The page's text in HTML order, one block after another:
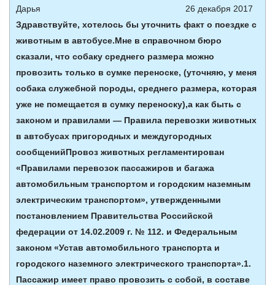
Дарья
26 декабря 2017
Здравствуйте, хотелось бы уточнить факт о поездке с
животным в автобусе.Мне в справочном бюро
сказали, что собаку среднего размера можно
провозить только в сумке переноске, (уточняю, у меня
собака служебной породы, среднего размера, которая
уже не помещается в сумку переноску),а как быть с
законом и правилами — Правила перевозки животных
в автобусах пригородных и междугородных
сообщенийПровоз животных регламентирован
«Правилами перевозок пассажиров и багажа
автомобильным транспортом и городским наземным
электрическим транспортом», утвержденными
постановлением Правительства Российской
федерации от 14.02.2009 г. № 112. и Федеральным
законом «Устав автомобильного транспорта и
городского наземного электрического транспорта».1.
Пассажир имеет право провозить с собой, в составе